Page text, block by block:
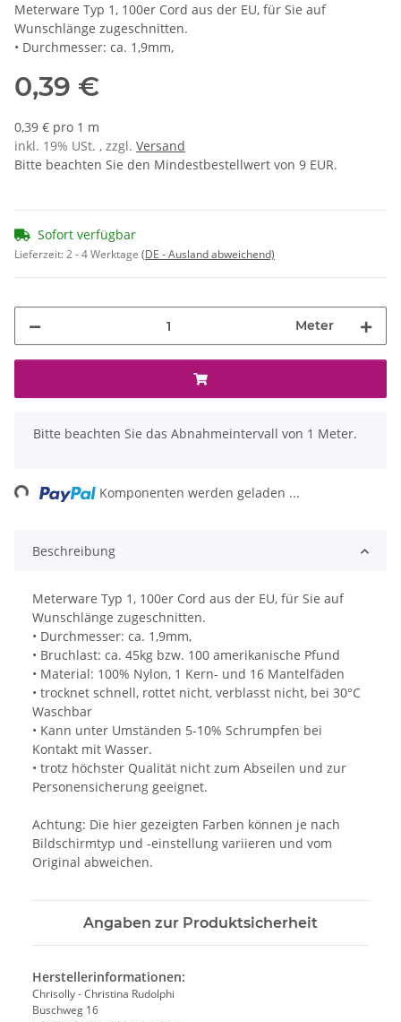
Meterware Typ 1, 100er Cord aus der EU, für Sie auf
Wunschlänge zugeschnitten.
• Durchmesser: ca. 1,9mm,
0,39 €
0,39 € pro 1 m
inkl. 19% USt. , zzgl. Versand
Bitte beachten Sie den Mindestbestellwert von 9 EUR.
Sofort verfügbar
Lieferzeit:2 - 4 Werktage (DE - Ausland abweichend)
Meter
x
Bitte beachten Sie das Abnahmeintervall von 1 Meter.
Komponenten werden geladen ...
Beschreibung
Meterware Typ 1, 100er Cord aus der EU, für Sie auf
Wunschlänge zugeschnitten.
• Durchmesser: ca. 1,9mm,
• Bruchlast: ca. 45kg bzw. 100 amerikanische Pfund
• Material: 100% Nylon, 1 Kern- und 16 Mantelfäden
• trocknet schnell, rottet nicht, verblasst nicht, bei 30°C
Waschbar
• Kann unter Umständen 5-10% Schrumpfen bei
Kontakt mit Wasser.
• trotz höchster Qualität nicht zum Abseilen und zur
Personensicherung geeignet.
Achtung: Die hier gezeigten Farben können je nach
Bildschirmtyp und -einstellung variieren und vom
Original abweichen.
Angaben zur Produktsicherheit
Herstellerinformationen:
Chrisolly - Christina Rudolphi
Buschweg 16